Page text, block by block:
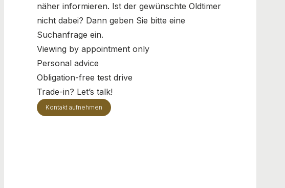
näher informieren. Ist der gewünschte Oldtimer
nicht dabei? Dann geben Sie bitte eine
Suchanfrage ein.
Viewing by appointment only
Personal advice
Obligation-free test drive
Trade-in? Let’s talk!
Kontakt aufnehmen